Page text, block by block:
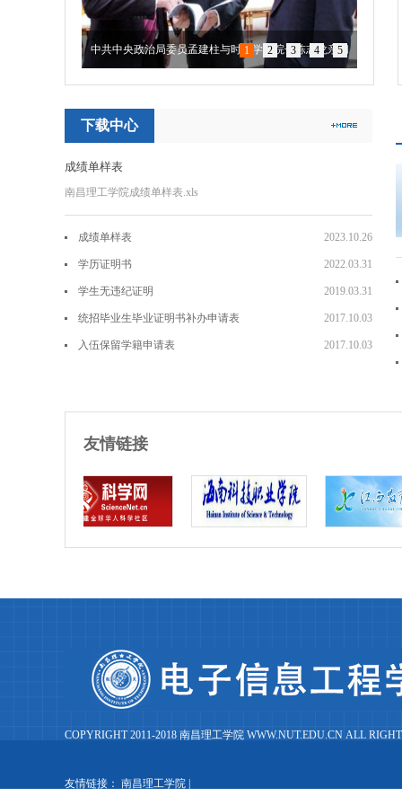
全国人大常委会原副委员长陈至立视察学院
1 2 3 4 5
下载中心
成绩单样表
南昌理工学院成绩单样表.xls
2023.10.26
成绩单样表
2022.03.31
学历证明书
2019.03.31
学生无违纪证明
2017.10.03
统招毕业生毕业证明书补办申请表
2017.10.03
入伍保留学籍申请表
友情链接
COPYRIGHT 2011-2018 南昌理工学院 WWW.NUT.EDU.CN ALL
友情链接： 南昌理工学院